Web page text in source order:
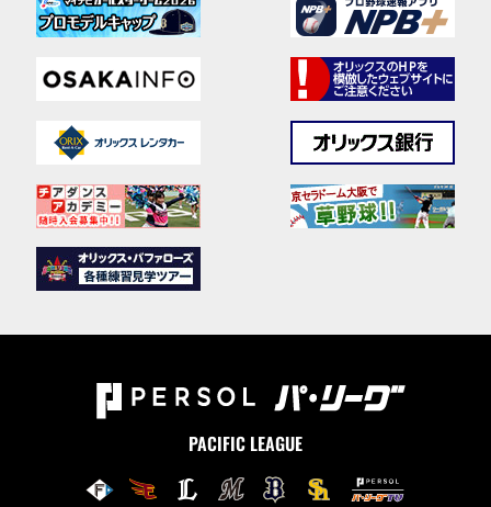
PACIFIC LEAGUE